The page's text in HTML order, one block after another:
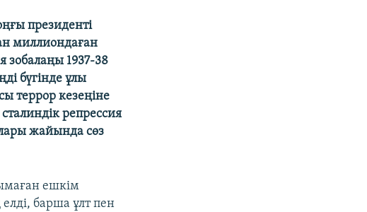
президенті
миллиондаған
зобалаңы 1937-38
бүгінде ұлы
террор кезеңіне
репрессия
жайында сөз
ешкім
барша ұлт пен